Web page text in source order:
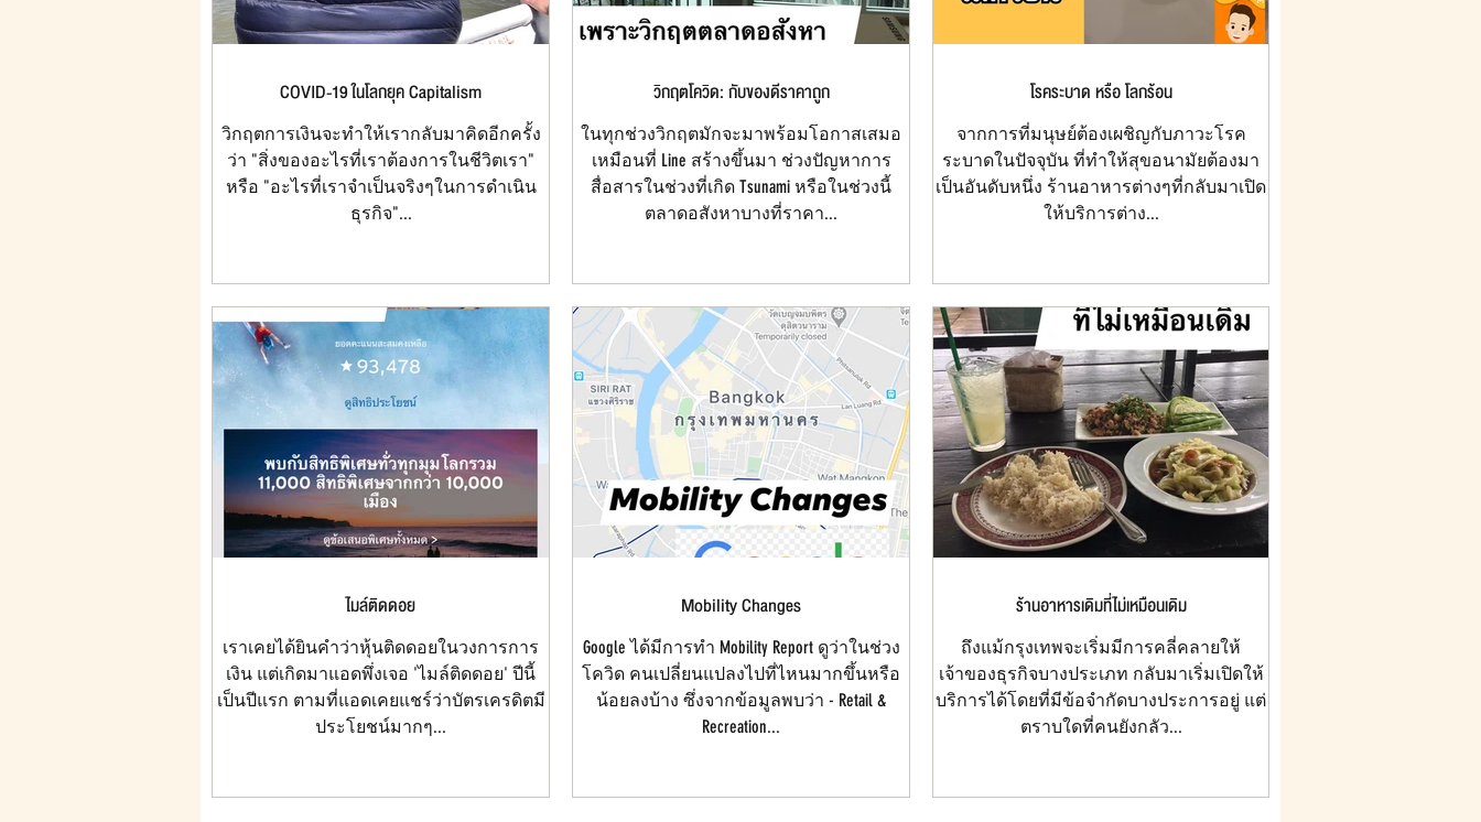
COVID-19 ในโลกยุค Capitalism
วิกฤตการเงินจะทำให้เรากลับมาคิดอีกครั้ง
ว่า "สิ่งของอะไรที่เราต้องการในชีวิตเรา"
หรือ "อะไรที่เราจำเป็นจริงๆในการดำเนิน
ธุรกิจ"...
วิกฤตโควิด: กับของดีราคาถูก
ในทุกช่วงวิกฤตมักจะมาพร้อมโอกาสเสมอ
เหมือนที่ Line สร้างขึ้นมา ช่วงปัญหาการ
สื่อสารในช่วงที่เกิด Tsunami หรือในช่วงนี้
ตลาดอสังหาบางที่ราคา...
โรคระบาด หรือ โลกร้อน
จากการที่มนุษย์ต้องเผชิญกับภาวะโรค
ระบาดในปัจจุบัน ที่ทำให้สุขอนามัยต้องมา
เป็นอันดับหนึ่ง ร้านอาหารต่างๆที่กลับมาเปิด
ให้บริการต่าง...
ไมล์ติดดอย
เราเคยได้ยินคำว่าหุ้นติดดอยในวงการการ
เงิน แต่เกิดมาแอดพึ่งเจอ 'ไมล์ติดดอย' ปีนี้
เป็นปีแรก ตามที่แอดเคยแชร์ว่าบัตรเครดิตมี
ประโยชน์มากๆ...
Mobility Changes
Google ได้มีการทำ Mobility Report ดูว่าในช่วง
โควิด คนเปลี่ยนแปลงไปที่ไหนมากขึ้นหรือ
น้อยลงบ้าง ซึ่งจากข้อมูลพบว่า - Retail &
Recreation...
ร้านอาหารเดิมที่ไม่เหมือนเดิม
ถึงแม้กรุงเทพจะเริ่มมีการคลี่คลายให้
เจ้าของธุรกิจบางประเภท กลับมาเริ่มเปิดให้
บริการได้โดยที่มีข้อจำกัดบางประการอยู่ แต่
ตราบใดที่คนยังกลัว...